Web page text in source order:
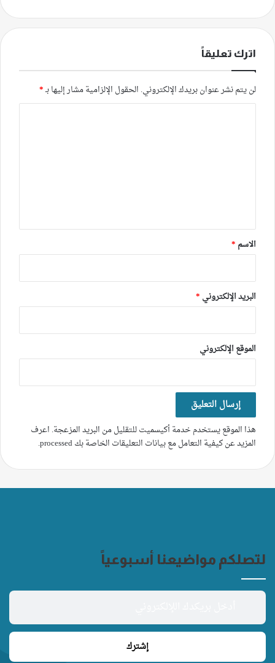
اترك تعليقاً
لن يتم نشر عنوان بريدك الإلكتروني. الحقول الإلزامية مشار إليها بـ*
*
الاسم *
البريد الإلكتروني *
الموقع الإلكتروني
هذا الموقع يستخدم خدمة أكيسميت للتقليل من البريد المزعجة. اعرف
المزيد عن كيفية التعامل مع بيانات التعليقات الخاصة بك processed
.
لتصلكم مواضيعنا أسبوعياً